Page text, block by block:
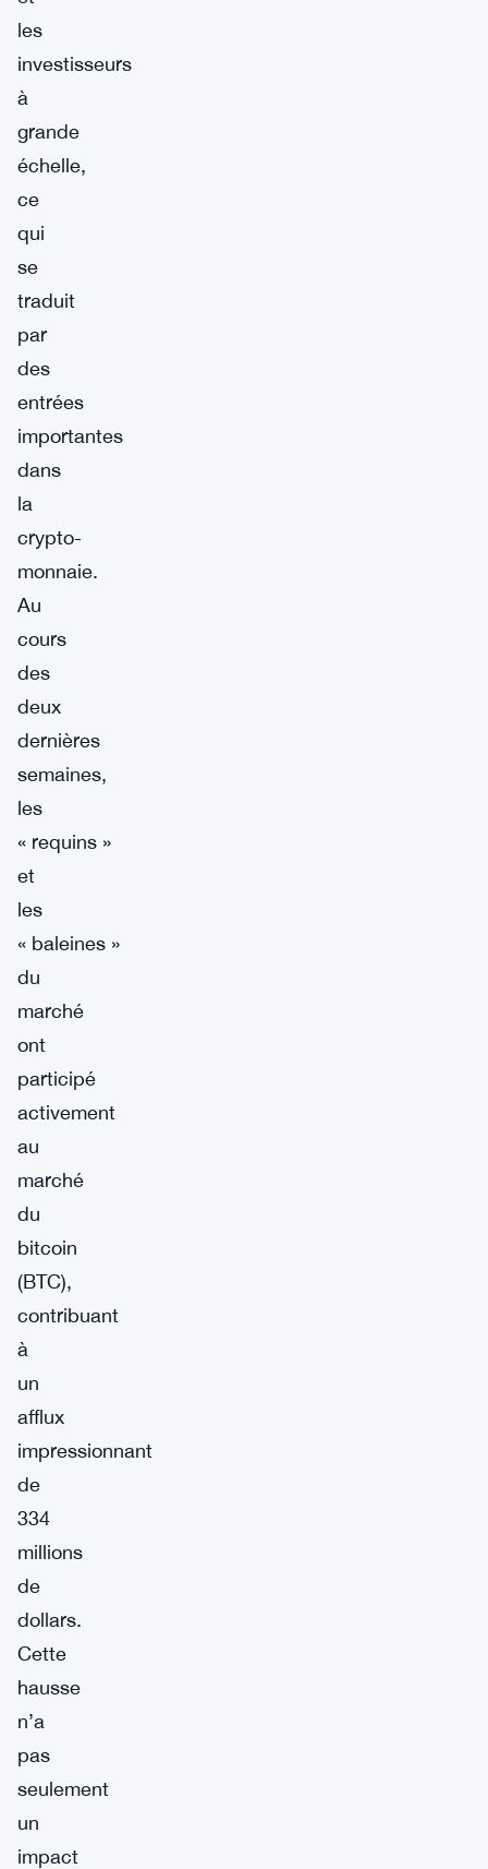
les
investisseurs
à
grande
échelle,
ce
qui
se
traduit
par
des
entrées
importantes
dans
la
crypto-
monnaie.
Au
cours
des
deux
dernières
semaines,
les
« requins »
et
les
« baleines »
du
marché
ont
participé
activement
au
marché
du
bitcoin
(BTC),
contribuant
à
un
afflux
impressionnant
de
334
millions
de
dollars.
Cette
hausse
n’a
pas
seulement
un
impact